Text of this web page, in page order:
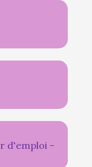
d'emploi -